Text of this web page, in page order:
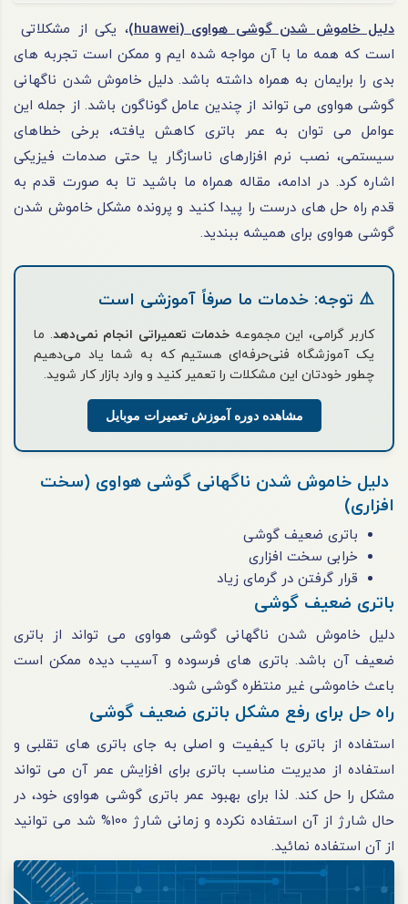
دلیل خاموش شدن گوشی هواوی (huawei)
، یکی از مشکلاتی
است که همه ما با آن مواجه شده‌ ایم و ممکن است تجربه ‌های
بدی را برایمان به همراه داشته باشد. دلیل خاموش شدن ناگهانی
گوشی هواوی می ‌تواند از چندین عامل گوناگون باشد. از جمله این
عوامل می‌ توان به عمر باتری کاهش یافته، برخی خطاهای
سیستمی، نصب نرم‌ افزارهای ناسازگار یا حتی صدمات فیزیکی
اشاره کرد. در ادامه، مقاله همراه ما باشید تا به صورت قدم به
قدم راه حل های درست را پیدا کنید و پرونده مشکل خاموش شدن
گوشی هواوی برای همیشه ببندید.
⚠️ توجه: خدمات ما صرفاً آموزشی است
کاربر گرامی، این مجموعه خدمات تعمیراتی انجام نمی‌دهد. ما
یک آموزشگاه فنی‌حرفه‌ای هستیم که به شما یاد می‌دهیم
چطور خودتان این مشکلات را تعمیر کنید و وارد بازار کار شوید.
مشاهده دوره آموزش تعمیرات موبایل
دلیل خاموش شدن ناگهانی گوشی هواوی (سخت
افزاری)
باتری ضعیف گوشی
خرابی سخت افزاری
قرار گرفتن در گرمای زیاد
باتری ضعیف گوشی
دلیل خاموش شدن ناگهانی گوشی هواوی می ‌تواند از باتری
ضعیف آن باشد. باتری‌ های فرسوده و آسیب دیده ممکن است
باعث خاموشی غیر منتظره گوشی شود.
راه حل برای رفع مشکل باتری ضعیف گوشی
استفاده از باتری با کیفیت و اصلی به جای باتری ‌های تقلبی و
استفاده از مدیریت مناسب باتری برای افزایش عمر آن می ‌تواند
مشکل را حل کند. لذا برای بهبود عمر باتری گوشی هواوی خود، در
حال شارژ از آن استفاده نکرده و زمانی شارژ 100% شد می توانید
از آن استفاده نمائید.